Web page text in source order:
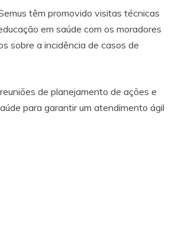
têm promovido visitas técnicas
em saúde com os moradores
sobre a incidência de casos de
de planejamento de ações e
para garantir um atendimento ágil